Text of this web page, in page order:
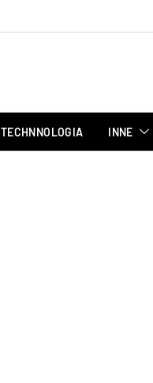
TECHNNOLOGIA INNE